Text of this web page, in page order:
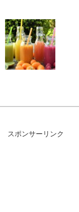
スポンサーリンク